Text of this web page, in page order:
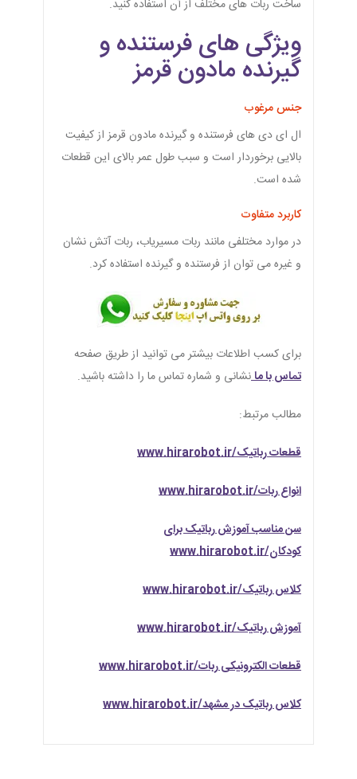
ساخت ربات های مختلف از آن استفاده کنید.
ویژگی های فرستنده و
گیرنده مادون قرمز
جنس مرغوب
ال ای دی های فرستنده و گیرنده مادون قرمز از کیفیت
بالایی برخوردار است و سبب طول عمر بالای این قطعات
شده است.
کاربرد متفاوت
در موارد مختلفی مانند ربات مسیریاب، ربات آتش نشان
و غیره می توان از فرستنده و گیرنده استفاده کرد.
برای کسب اطلاعات بیشتر می توانید از طریق صفحه
تماس با مانشانی و شماره تماس ما را داشته باشید.
مطالب مرتبط:
قطعات رباتیک/www.hirarobot.ir
انواع ربات/www.hirarobot.ir
سن مناسب آموزش رباتیک برای
کودکان/www.hirarobot.ir
کلاس رباتیک/www.hirarobot.ir
آموزش رباتیک/www.hirarobot.ir
قطعات الکترونیکی ربات/www.hirarobot.ir
کلاس رباتیک در مشهد/www.hirarobot.ir